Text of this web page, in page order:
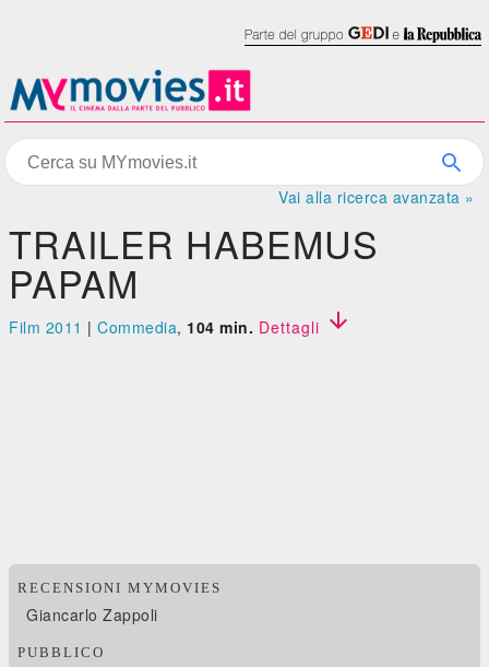
Vai alla ricerca avanzata »
TRAILER HABEMUS
PAPAM
Film 2011 |Commedia, 104 min. Dettagli 
RECENSIONI MYMOVIES
Giancarlo Zappoli
PUBBLICO